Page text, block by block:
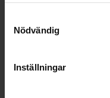
Nödvändig
Inställningar
inspiration
och/eller
prenumerera